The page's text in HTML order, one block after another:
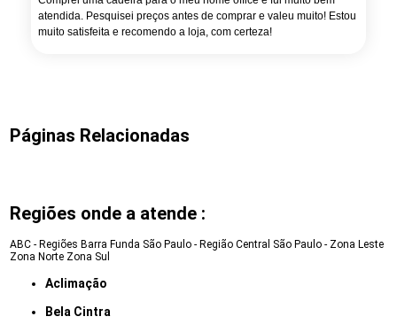
atendida. Pesquisei preços antes de comprar e valeu muito! Estou
muito satisfeita e recomendo a loja, com certeza!
Páginas Relacionadas
Regiões onde a atende :
ABC - Regiões Barra Funda São Paulo - Região Central São Paulo - Zona Leste
Zona Norte Zona Sul
Aclimação
Bela Cintra